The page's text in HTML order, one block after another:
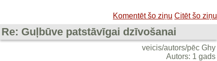
Komentēt šo ziņu Citēt šo ziņu
Re: Guļbūve patstāvīgai dzīvošanai
veicis/autors/pēc Ghy
Autors: 1 gads